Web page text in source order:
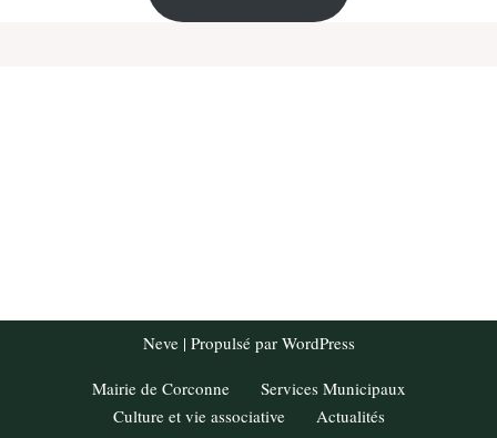
Neve| Propulsé par WordPress
Mairie de Corconne
Services Municipaux
Culture et vie associative
Actualités